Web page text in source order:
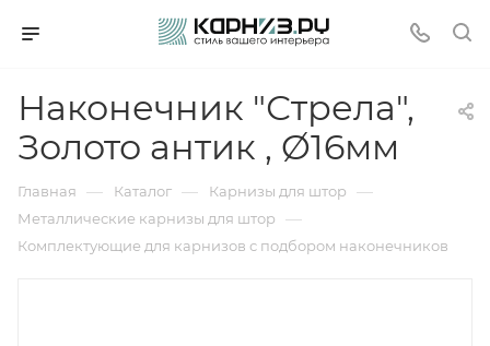
Наконечник "Стрела",
Золото антик , Ø16мм
Главная — Каталог — Карнизы для штор —
Металлические карнизы для штор —
Комплектующие для карнизов с подбором наконечников